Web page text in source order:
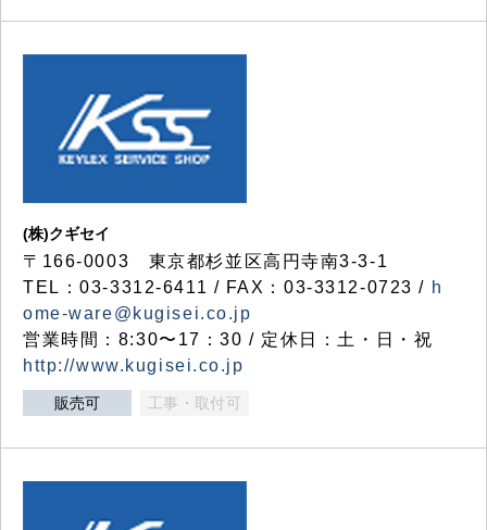
(株)クギセイ
〒166-0003 東京都杉並区高円寺南3-3-1
TEL：03-3312-6411 / FAX：03-3312-0723 / h
ome-ware@kugisei.co.jp
営業時間：8:30〜17：30 / 定休日：土・日・祝
http://www.kugisei.co.jp
販売可 工事・取付可